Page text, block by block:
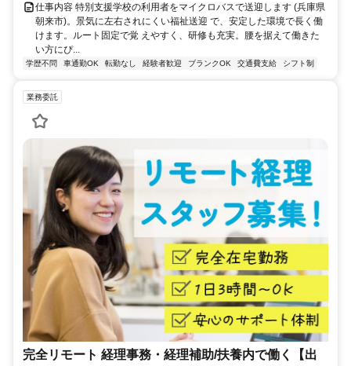
仕事内容 特別支援学校の利用者をマイクロバスで送迎します (兵庫県
朝来市)。景気に左右されにくい福祉送迎 で、安定した環境で長く働
けます。ルート固定で覚 えやすく、研修も充実。腰を据えて働きた
い方にぴ...
学歴不問 車通勤OK 転勤なし 経験者歓迎 ブランクOK 交通費支給 シフト制
業務委託
完全リモート 経理事務・経理補助/扶養内で働く【出